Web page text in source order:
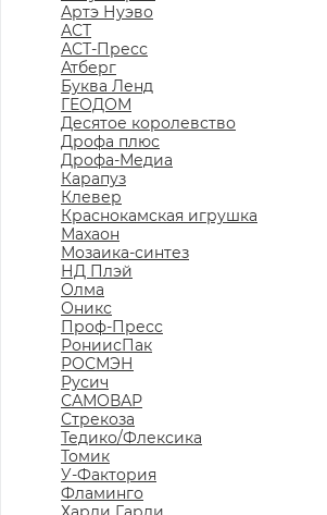
Артэ Нуэво
АСТ
АСТ-Пресс
Атберг
Буква Ленд
ГЕОДОМ
Десятое королевство
Дрофа плюс
Дрофа-Медиа
Карапуз
Клевер
Краснокамская игрушка
Махаон
Мозаика-синтез
НД Плэй
Олма
Оникс
Проф-Пресс
РониисПак
РОСМЭН
Русич
САМОВАР
Стрекоза
Тедико/Флексика
Томик
У-Фактория
Фламинго